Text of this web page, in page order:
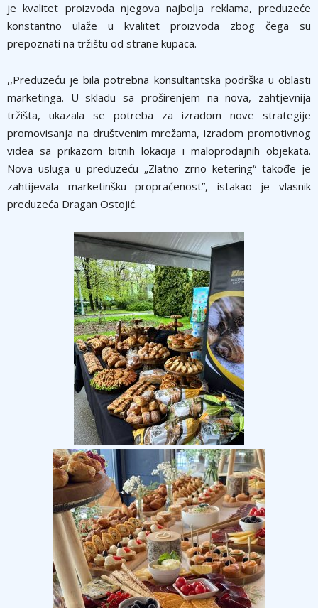
je kvalitet proizvoda njegova najbolja reklama, preduzeće
konstantno ulaže u kvalitet proizvoda zbog čega su
prepoznati na tržištu od strane kupaca.
,,Preduzeću je bila potrebna konsultantska podrška u oblasti
marketinga. U skladu sa proširenjem na nova, zahtjevnija
tržišta, ukazala se potreba za izradom nove strategije
promovisanja na društvenim mrežama, izradom promotivnog
videa sa prikazom bitnih lokacija i maloprodajnih objekata.
Nova usluga u preduzeću „Zlatno zrno ketering“ takođe je
zahtijevala marketinšku propraćenost”, istakao je vlasnik
preduzeća Dragan Ostojić.